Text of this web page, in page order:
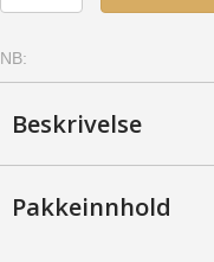
-
Ubehandlet
antall
NB:
Beskrivelse
Pakkeinnhold